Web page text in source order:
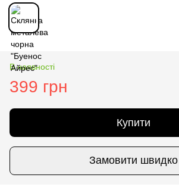
В наявності
399 грн
Купити
Замовити швидко